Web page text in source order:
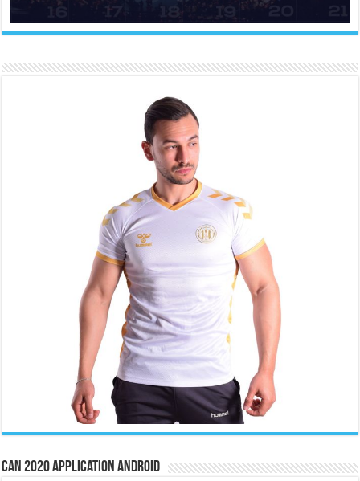
CAN 2020 Application Android